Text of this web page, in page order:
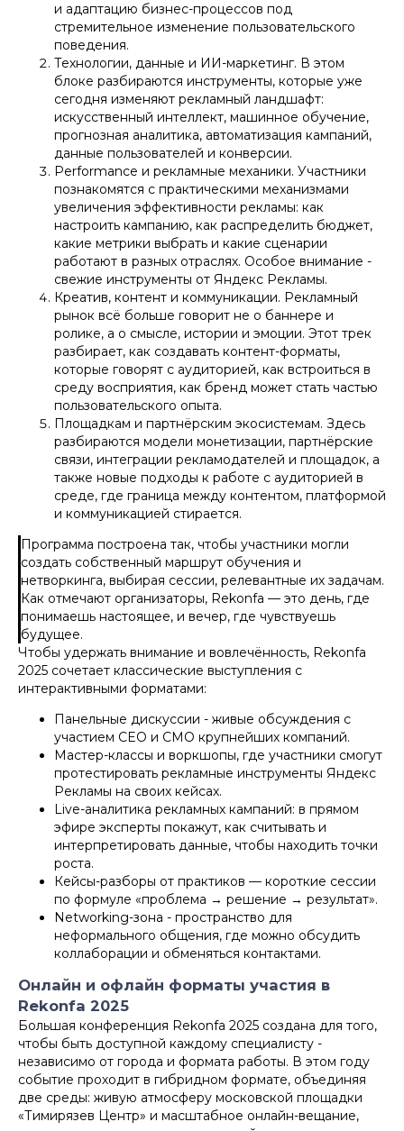
и адаптацию бизнес-процессов под
стремительное изменение пользовательского
поведения.
Технологии, данные и ИИ-маркетинг. В этом
блоке разбираются инструменты, которые уже
сегодня изменяют рекламный ландшафт:
искусственный интеллект, машинное обучение,
прогнозная аналитика, автоматизация кампаний,
данные пользователей и конверсии.
Performance и рекламные механики. Участники
познакомятся с практическими механизмами
увеличения эффективности рекламы: как
настроить кампанию, как распределить бюджет,
какие метрики выбрать и какие сценарии
работают в разных отраслях. Особое внимание -
свежие инструменты от Яндекс Рекламы.
Креатив, контент и коммуникации. Рекламный
рынок всё больше говорит не о баннере и
ролике, а о смысле, истории и эмоции. Этот трек
разбирает, как создавать контент-форматы,
которые говорят с аудиторией, как встроиться в
среду восприятия, как бренд может стать частью
пользовательского опыта.
Площадкам и партнёрским экосистемам. Здесь
разбираются модели монетизации, партнёрские
связи, интеграции рекламодателей и площадок, а
также новые подходы к работе с аудиторией в
среде, где граница между контентом, платформой
и коммуникацией стирается.
Программа построена так, чтобы участники могли
создать собственный маршрут обучения и
нетворкинга, выбирая сессии, релевантные их задачам.
Как отмечают организаторы, Rekonfa — это день, где
понимаешь настоящее, и вечер, где чувствуешь
будущее.
Чтобы удержать внимание и вовлечённость, Rekonfa
2025 сочетает классические выступления с
интерактивными форматами:
Панельные дискуссии - живые обсуждения с
участием CEO и CMO крупнейших компаний.
Мастер-классы и воркшопы, где участники смогут
протестировать рекламные инструменты Яндекс
Рекламы на своих кейсах.
Live-аналитика рекламных кампаний: в прямом
эфире эксперты покажут, как считывать и
интерпретировать данные, чтобы находить точки
роста.
Кейсы-разборы от практиков — короткие сессии
по формуле «проблема → решение → результат».
Networking-зона - пространство для
неформального общения, где можно обсудить
коллаборации и обменяться контактами.
Онлайн и офлайн форматы участия в
Rekonfa 2025
Большая конференция Rekonfa 2025 создана для того,
чтобы быть доступной каждому специалисту -
независимо от города и формата работы. В этом году
событие проходит в гибридном формате, объединяя
две среды: живую атмосферу московской площадки
«Тимирязев Центр» и масштабное онлайн-вещание,